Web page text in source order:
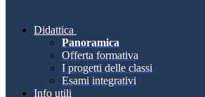
Didattica
Panoramica
Offerta formativa
I progetti delle classi
Esami integrativi
Info utili